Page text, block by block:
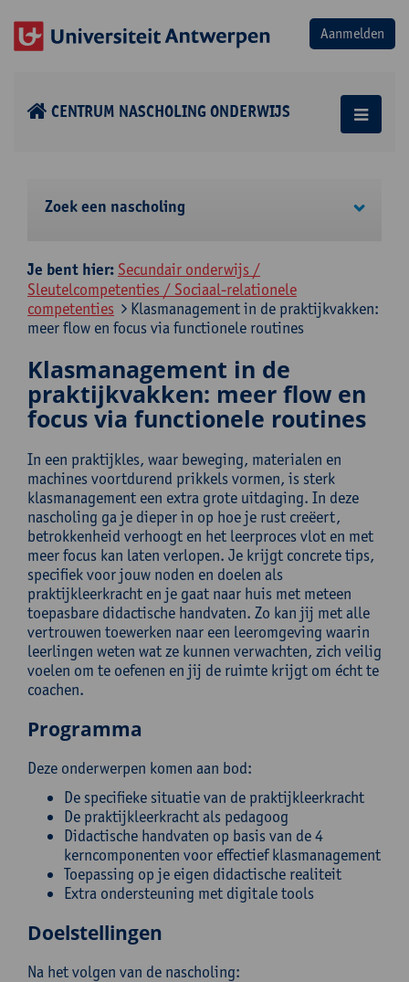
CENTRUM NASCHOLING ONDERWIJS
Zoek een nascholing
Je bent hier: Secundair onderwijs /
Sleutelcompetenties / Sociaal-relationele
competenties
Klasmanagement in de praktijkvakken:
meer flow en focus via functionele routines
Klasmanagement in de
praktijkvakken: meer flow en
focus via functionele routines
In een praktijkles, waar beweging, materialen en
machines voortdurend prikkels vormen, is sterk
klasmanagement een extra grote uitdaging. In deze
nascholing ga je dieper in op hoe je rust creëert,
betrokkenheid verhoogt en het leerproces vlot en met
meer focus kan laten verlopen. Je krijgt concrete tips,
specifiek voor jouw noden en doelen als
praktijkleerkracht en je gaat naar huis met meteen
toepasbare didactische handvaten. Zo kan jij met alle
vertrouwen toewerken naar een leeromgeving waarin
leerlingen weten wat ze kunnen verwachten, zich veilig
voelen om te oefenen en jij de ruimte krijgt om écht te
coachen.
Programma
Deze onderwerpen komen aan bod:
De specifieke situatie van de praktijkleerkracht
De praktijkleerkracht als pedagoog
Didactische handvaten op basis van de 4
kerncomponenten voor effectief klasmanagement
Toepassing op je eigen didactische realiteit
Extra ondersteuning met digitale tools
Doelstellingen
Na het volgen van de nascholing: